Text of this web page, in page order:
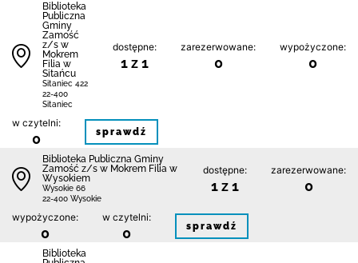
Biblio­teka
Publiczna
Gminy
Zamość
z/s w
Mokrem
Filia w
Sitańcu
Sitaniec 422
22-400
Sitaniec
dostępne:
1 z 1
zarezerwowane:
0
wypożyczone:
0
w czytelni:
0 sprawdź
Biblio­teka Publiczna Gminy
Zamość z/s w Mokrem Filia w
Wysokiem
Wysokie 66
22-400 Wysokie
dostępne:
1 z 1
zarezerwowane:
0
wypożyczone:
0
w czytelni:
0 sprawdź
Biblio­teka